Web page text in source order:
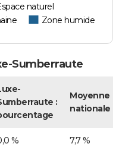
naturel
Zone humide
Sumberraute
:
Moyenne
nationale
% 7,7 %